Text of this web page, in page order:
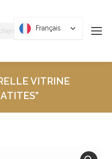
VITRINE
Français
Français